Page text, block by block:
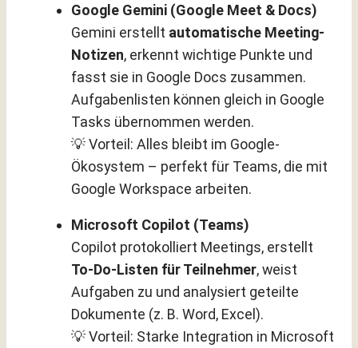
Google Gemini (Google Meet & Docs)
Gemini erstellt automatische Meeting-
Notizen, erkennt wichtige Punkte und
fasst sie in Google Docs zusammen.
Aufgabenlisten können gleich in Google
Tasks übernommen werden.
💡 Vorteil: Alles bleibt im Google-
Ökosystem – perfekt für Teams, die mit
Google Workspace arbeiten.
Microsoft Copilot (Teams)
Copilot protokolliert Meetings, erstellt
To-Do-Listen für Teilnehmer, weist
Aufgaben zu und analysiert geteilte
Dokumente (z. B. Word, Excel).
💡 Vorteil: Starke Integration in Microsoft